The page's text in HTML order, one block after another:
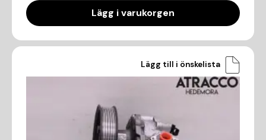
Lägg i varukorgen
Lägg till i önskelista